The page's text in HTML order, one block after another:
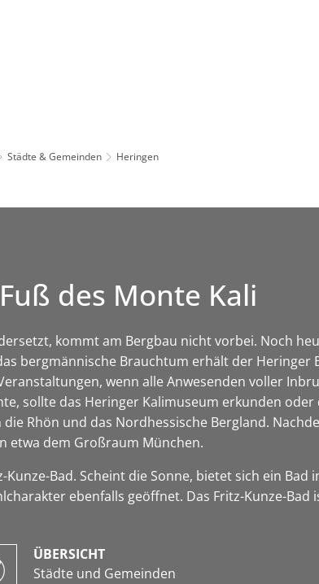
Städte & Gemeinden Heringen
des Monte Kali
kommt am Bergbau nicht vorbei. Noch
bergmännische Brauchtum erhält der
wenn alle Anwesenden voller
sollte das Heringer Kalimuseum erkunden
Rhön und das Nordhessische Bergland.
etwa dem Großraum München.
Bad. Scheint die Sonne, bietet sich ein
ebenfalls geöffnet. Das Fritz-Kunze-Bad
ÜBERSICHT
Städte und Gemeinden